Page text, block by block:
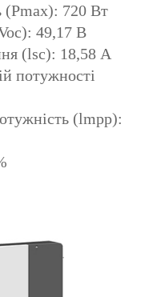
(Pmax): 720 Вт
49,17 В
(lsc): 18,58 А
потужності
(lmpp):